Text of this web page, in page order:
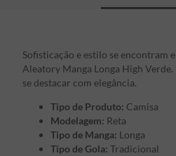
Sofisticação e estilo se encontram
Aleatory Manga Longa High
se destacar com elegância.
Tipo de Produto: Camisa
Modelagem: Reta
Tipo de Manga: Longa
Tipo de Gola: Tradicional